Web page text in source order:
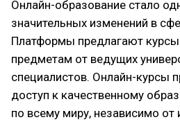
Онлайн-образование стало
значительных изменений в
Платформы предлагают
предметам от ведущих
специалистов. Онлайн-курсы
доступ к качественному
по всему миру, независимо